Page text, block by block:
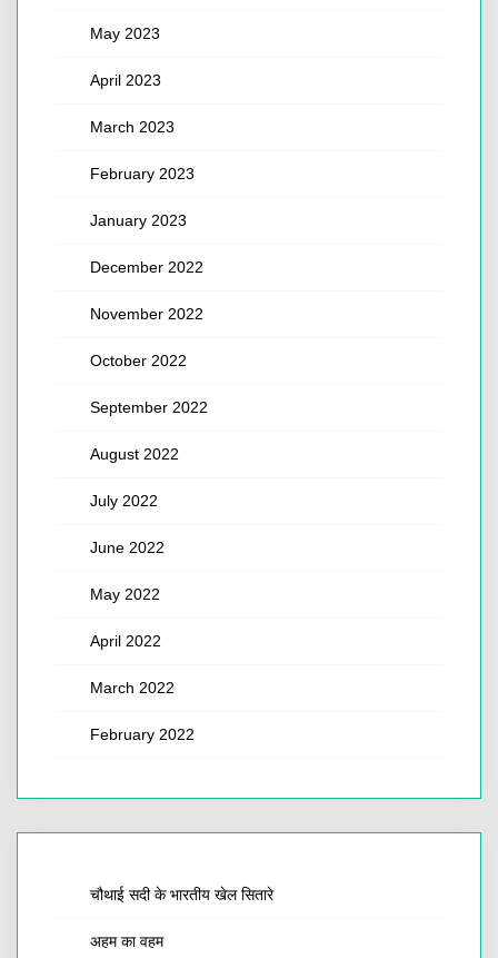
May 2023
April 2023
March 2023
February 2023
January 2023
December 2022
November 2022
October 2022
September 2022
August 2022
July 2022
June 2022
May 2022
April 2022
March 2022
February 2022
चौथाई सदी के भारतीय खेल सितारे
अहम का वहम